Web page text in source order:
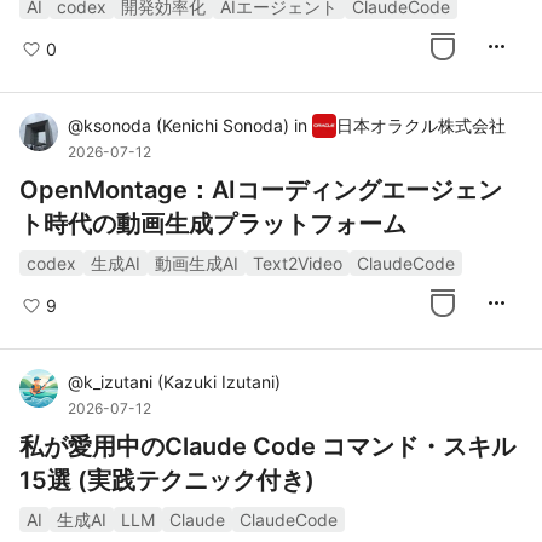
AI codex 開発効率化 AIエージェント ClaudeCode
0 more_horiz
@ksonoda (Kenichi Sonoda) in 日本オラクル株式会社
2026-07-12
OpenMontage：AIコーディングエージェン
ト時代の動画生成プラットフォーム
codex 生成AI 動画生成AI Text2Video ClaudeCode
9 more_horiz
@k_izutani (Kazuki Izutani)
2026-07-12
私が愛用中のClaude Code コマンド・スキル
15選 (実践テクニック付き)
AI 生成AI LLM Claude ClaudeCode